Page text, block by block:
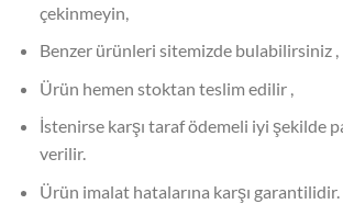
çekinmeyin,
Benzer ürünleri sitemizde bulabilirsiniz ,
Ürün hemen stoktan teslim edilir ,
İstenirse karşı taraf ödemeli iyi şekilde
verilir.
Ürün imalat hatalarına karşı garantilidir.